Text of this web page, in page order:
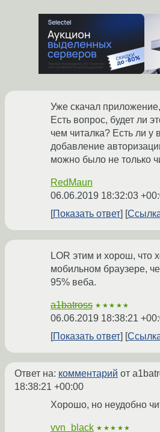
Уже скачал
Есть вопрос, будет ли
чем читалка? Есть ли у
добавление
можно было не только
RedMaun
06.06.2019 18:32:03
Показать ответ
LOR этим и хорош, что
мобильном браузере,
95% веба.
a1batross ★★★★★
06.06.2019 18:38:21
Показать ответ
Ответ на: комментарий от
18:38:21 +00:00
Хорошо, но неудобно
vvn_black ★★★★★